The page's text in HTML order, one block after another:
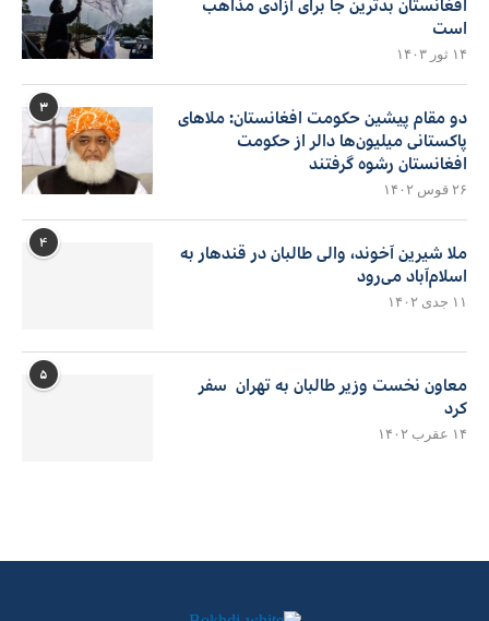
افغانستان بدترین جا برای آزادی مذاهب
است
۱۴ ثور ۱۴۰۳
۳
دو مقام پیشین حکومت افغانستان: ملاهای
پاکستانی میلیون‌ها دالر از حکومت
افغانستان رشوه گرفتند
۲۶ قوس ۱۴۰۲
۴
ملا شیرین آخوند، والی طالبان در قندهار به
اسلام‌آباد می‌رود
۱۱ جدی ۱۴۰۲
۵
معاون نخست وزیر طالبان به تهران سفر
کرد
۱۴ عقرب ۱۴۰۲